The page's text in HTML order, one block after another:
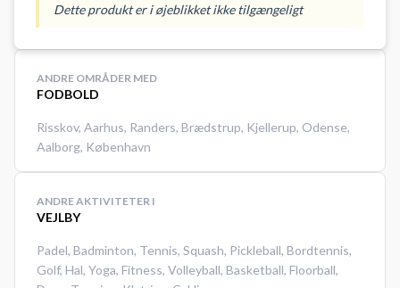
Dette produkt er i øjeblikket ikke tilgængeligt
ANDRE OMRÅDER MED
FODBOLD
Risskov, Aarhus, Randers, Brædstrup, Kjellerup, Odense,
Aalborg, København
ANDRE AKTIVITETER I
VEJLBY
Padel, Badminton, Tennis, Squash, Pickleball, Bordtennis,
Golf, Hal, Yoga, Fitness, Volleyball, Basketball, Floorball,